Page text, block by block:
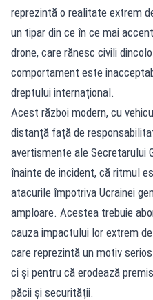
reprezintă o realitate extrem
un tipar din ce în ce mai
drone, care rănesc civili
comportament este
dreptului internațional.
Acest război modern, cu
distanță față de
avertismente ale Secretarului
înainte de incident, că ritmul
atacurile împotriva Ucrainei
amploare. Acestea trebuie
cauza impactului lor extrem
care reprezintă un motiv
ci și pentru că erodează
păcii și securității.